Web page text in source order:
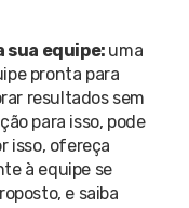
equipe: uma
pronta para
resultados sem
para isso, pode
isso, ofereça
à equipe se
e saiba